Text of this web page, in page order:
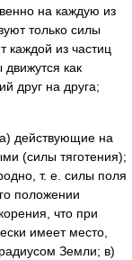
на каждую из
только силы
каждой из частиц
движутся как
друг на друга;
действующие на
(силы тяготения);
т. е. силы поля
положении
что при
имеет место,
Земли; в)